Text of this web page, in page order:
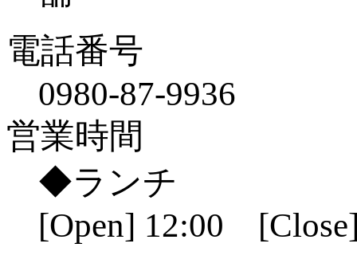
電話番号
0980-87-9936
営業時間
◆ランチ
[Open] 12:00